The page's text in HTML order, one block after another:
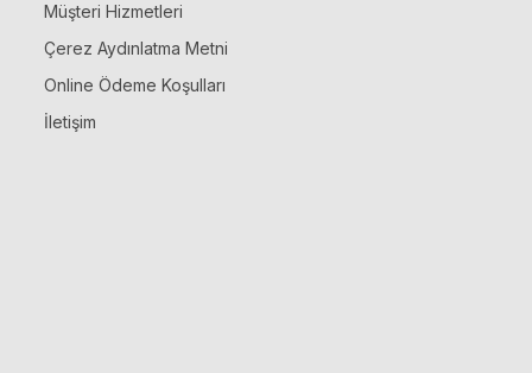
Müşteri Hizmetleri
Çerez Aydınlatma Metni
Online Ödeme Koşulları
İletişim